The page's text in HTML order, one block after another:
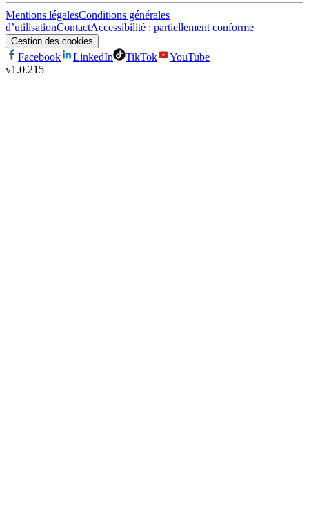
Mentions légalesConditions générales
d’utilisationContactAccessibilité : partiellement conforme
Gestion des cookies
Facebook LinkedIn TikTok
YouTube
v1.0.215